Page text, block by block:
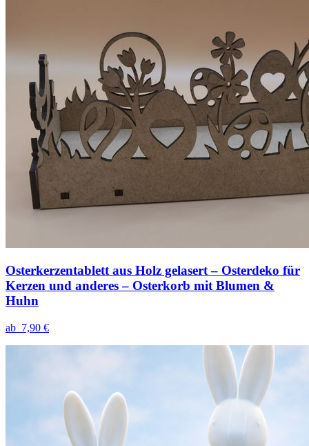
Osterkerzentablett aus Holz gelasert – Osterdeko für
Kerzen und anderes – Osterkorb mit Blumen &
Huhn
ab 7,90 €